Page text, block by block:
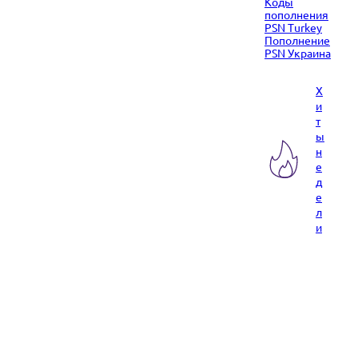
пополнения
PSN Turkey
Пополнение
PSN Украина
Х
и
т
ы
н
е
д
е
л
и